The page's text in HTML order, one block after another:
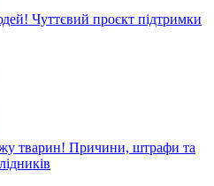
Чуттєвий проєкт підтримки
тварин! Причини, штрафи та